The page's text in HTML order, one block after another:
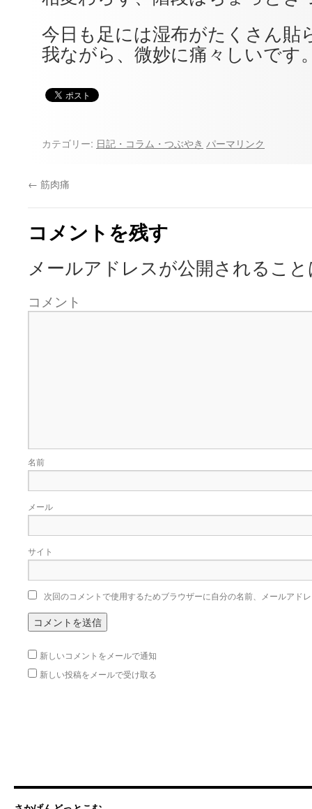
今日も足には湿布がたくさん貼
我ながら、微妙に痛々しいです
カテゴリー: 日記・コラム・つぶやき パーマリンク
← 筋肉痛
コメントを残す
メールアドレスが公開されるこ
コメント
名前
メール
サイト
次回のコメントで使用するためブラウザーに自分の名前、メールアド
新しいコメントをメールで通知
新しい投稿をメールで受け取る